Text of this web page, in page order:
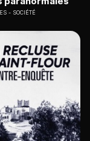
SOCIÉTÉ